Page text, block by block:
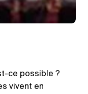
ce possible ?
vivent en